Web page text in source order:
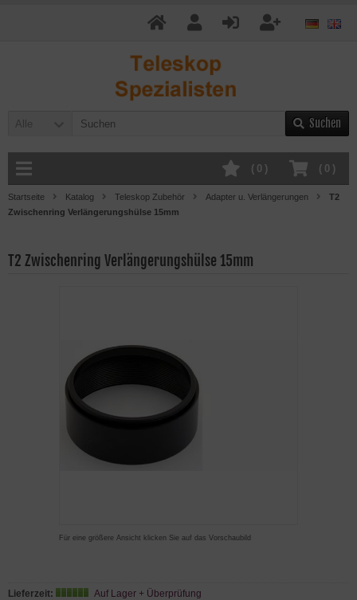
Alle Suchen
( 0 )
( 0 )
Startseite Katalog Teleskop Zubehör Adapter u. Verlängerungen
T2
Zwischenring Verlängerungshülse 15mm
T2 Zwischenring Verlängerungshülse 15mm
Für eine größere Ansicht klicken Sie auf das Vorschaubild
Lieferzeit:
Auf Lager + Überprüfung